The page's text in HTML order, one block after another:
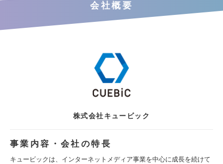
会社概要
株式会社キュービック
事業内容・会社の特長
キュービックは、インターネットメディア事業を中心に成長を続けて